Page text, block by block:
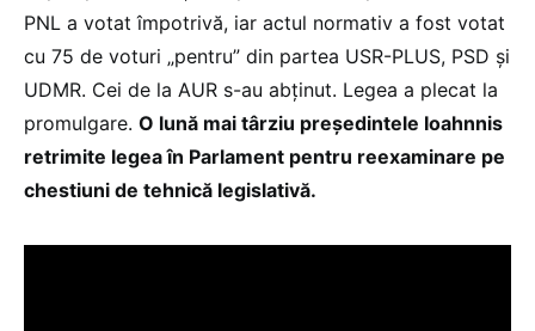
PNL a votat împotrivă, iar actul normativ a fost votat
cu 75 de voturi „pentru” din partea USR-PLUS, PSD şi
UDMR. Cei de la AUR s-au abţinut. Legea a plecat la
promulgare. O lună mai târziu președintele Ioahnnis
retrimite legea în Parlament pentru reexaminare pe
chestiuni de tehnică legislativă.